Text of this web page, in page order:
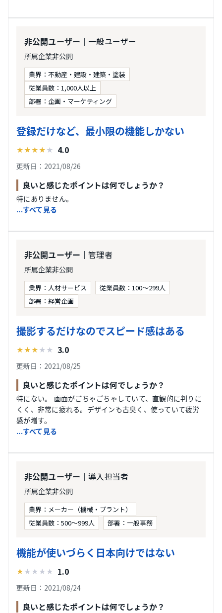
非公開ユーザー ｜一般ユーザー
所属企業非公開
業界：不動産・建設・建築・塗装
従業員数：1,000人以上
部署：企画・マーケティング
登録だけなど、最小限の機能しかない
★★★★ ★ 4.0
更新日：2021/08/26
良いと感じたポイントは何でしょうか？
特にありません。
...すべて見る
非公開ユーザー ｜管理者
所属企業非公開
業界：人材サービス
従業員数：100〜299人
部署：経営企画
撮影するだけなのでスピード感はある
★★★ ★ ★ 3.0
更新日：2021/08/25
良いと感じたポイントは何でしょうか？
特にない。 画面がごちゃごちゃしていて、直観的に判りに
くく、非常に疲れる。デザインも古臭く、使っていて疲労
感が増す。
...すべて見る
非公開ユーザー ｜導入担当者
所属企業非公開
業界：メーカー（機械・プラント）
従業員数：500〜999人
部署：一般事務
機能が使いづらく日本向けではない
★ ★ ★ ★ ★ 1.0
更新日：2021/08/24
良いと感じたポイントは何でしょうか？